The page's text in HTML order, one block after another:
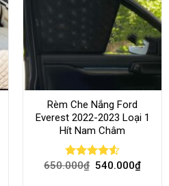
Rèm Che Nắng Ford
Everest 2022-2023 Loại 1
Hít Nam Châm
Rated4.51
650.000₫ 540.000₫